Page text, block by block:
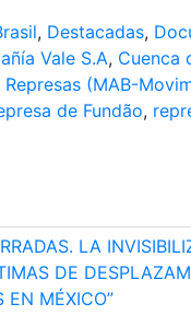
, Destacadas,
Vale S.A, Cuenca
(MAB-
de Fundão,
LA
DE
EN MÉXICO”